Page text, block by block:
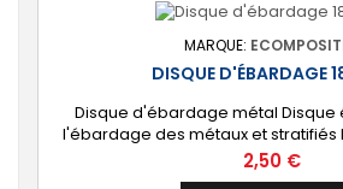
MARQUE:
DISQUE D'ÉBARDAGE
Disque d'ébardage métal Disque
l'ébardage des métaux et stratifiés
Prix
2,50 €